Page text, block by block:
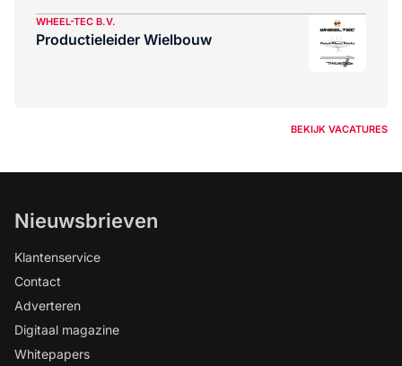
WHEEL-TEC B.V.
Productieleider Wielbouw
BEKIJK VACATURES
Nieuwsbrieven
Klantenservice
Contact
Adverteren
Digitaal magazine
Whitepapers